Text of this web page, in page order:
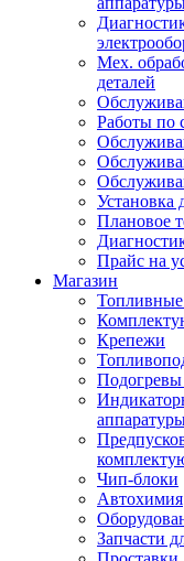
Мех.
деталей
Работы по
Установка
Плановое
Прайс на
Магазин
Крепежи
Подогревы
Чип-блоки
Автохимия
Запчасти